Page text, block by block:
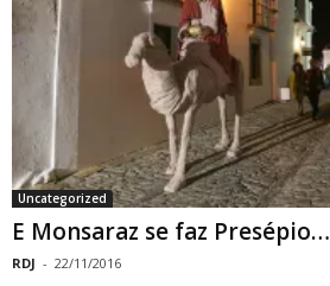
Uncategorized
E Monsaraz se faz Presépio…
RDJ - 22/11/2016